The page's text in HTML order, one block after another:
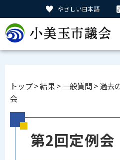
やさしい日本語
トップ>結果>一般質問>過去
会
第2回定例会